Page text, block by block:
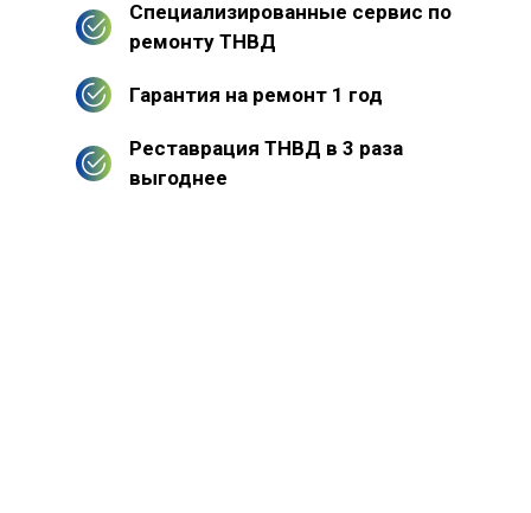
Специализированные сервис по
ремонту ТНВД
Гарантия на ремонт 1 год
Реставрация ТНВД в 3 раза
выгоднее